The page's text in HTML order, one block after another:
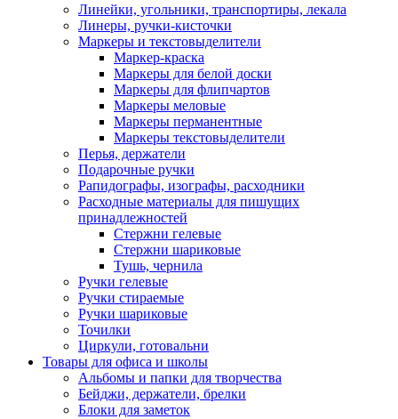
Линейки, угольники, транспортиры, лекала
Линеры, ручки-кисточки
Маркеры и текстовыделители
Маркер-краска
Маркеры для белой доски
Маркеры для флипчартов
Маркеры меловые
Маркеры перманентные
Маркеры текстовыделители
Перья, держатели
Подарочные ручки
Рапидографы, изографы, расходники
Расходные материалы для пишущих
принадлежностей
Стержни гелевые
Стержни шариковые
Тушь, чернила
Ручки гелевые
Ручки стираемые
Ручки шариковые
Точилки
Циркули, готовальни
Товары для офиса и школы
Альбомы и папки для творчества
Бейджи, держатели, брелки
Блоки для заметок